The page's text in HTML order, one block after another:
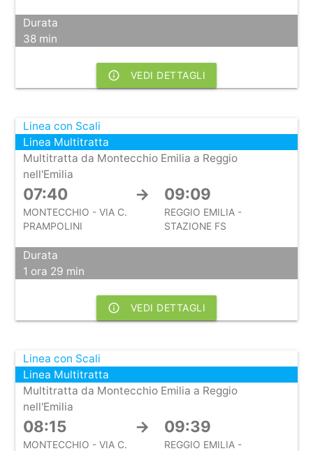
Durata
38 min
info_outline VEDI DETTAGLI
Linea con Scali
Linea Multitratta
Multitratta da Montecchio Emilia a Reggio
nell'Emilia
07:40 → 09:09
MONTECCHIO - VIA C.
PRAMPOLINI
REGGIO EMILIA -
STAZIONE FS
Durata
1 ora 29 min
info_outline VEDI DETTAGLI
Linea con Scali
Linea Multitratta
Multitratta da Montecchio Emilia a Reggio
nell'Emilia
08:15 → 09:39
MONTECCHIO - VIA C.
REGGIO EMILIA -